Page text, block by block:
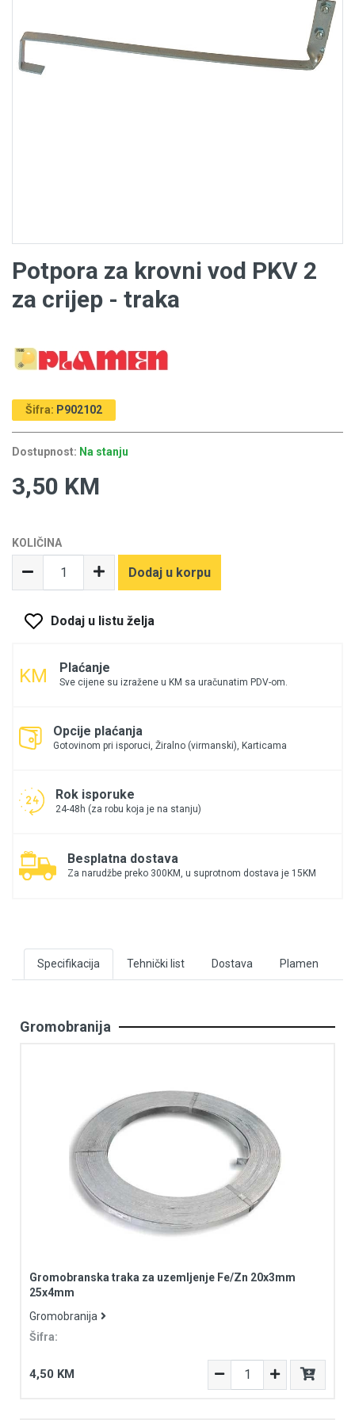
Potpora za krovni vod PKV 2
za crijep - traka
Šifra: P902102
Dostupnost: Na stanju
3,50 KM
KOLIČINA
Dodaj u korpu
Dodaj u listu želja
Plaćanje
Sve cijene su izražene u KM sa uračunatim PDV-om.
Opcije plaćanja
Gotovinom pri isporuci, Žiralno (virmanski), Karticama
Rok isporuke
24-48h (za robu koja je na stanju)
Besplatna dostava
Za narudžbe preko 300KM, u suprotnom dostava je 15KM
Specifikacija Tehnički list Dostava Plamen
Gromobranija
Gromobranska traka za uzemljenje Fe/Zn 20x3mm
25x4mm
Gromobranija
Šifra:
4,50 KM